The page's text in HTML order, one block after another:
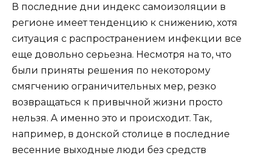
В последние дни индекс самоизоляции в
регионе имеет тенденцию к снижению, хотя
ситуация с распространением инфекции все
еще довольно серьезна. Несмотря на то, что
были приняты решения по некоторому
смягчению ограничительных мер, резко
возвращаться к привычной жизни просто
нельзя. А именно это и происходит. Так,
например, в донской столице в последние
весенние выходные люди без средств